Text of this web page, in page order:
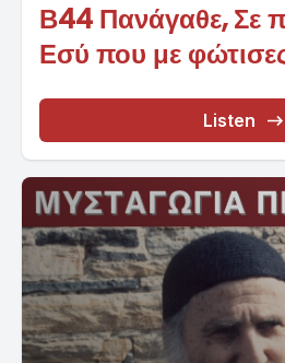
Β44 Πανάγαθε, Σε
Εσύ που με
Listen